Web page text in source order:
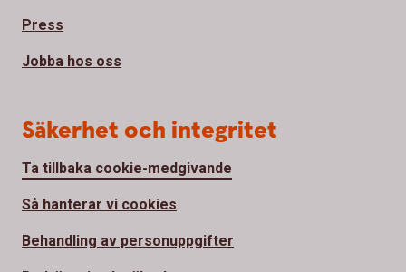
Press
Jobba hos oss
Säkerhet och integritet
Ta tillbaka cookie-medgivande
Så hanterar vi cookies
Behandling av personuppgifter